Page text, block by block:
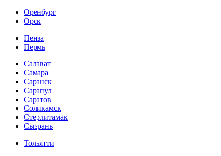
Оренбург
Орск
Пенза
Пермь
Салават
Самара
Саранск
Сарапул
Саратов
Соликамск
Стерлитамак
Сызрань
Тольятти